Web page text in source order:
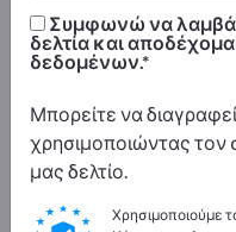
Exportpages
Παροχές
CNC κατασκευές
Exportpages!
Ανάγκες – Προσφορές
– Επαγγελματικές
Συμφωνώ να
δελτία και
δεδομένων.
Μπορείτε να
χρησιμοποιώντας
μας δελτίο.
Χρησιμοποιούμε